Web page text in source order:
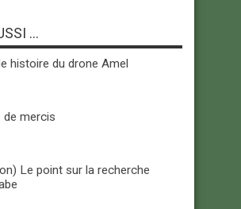
...
histoire du drone Amel
mercis
Le point sur la recherche